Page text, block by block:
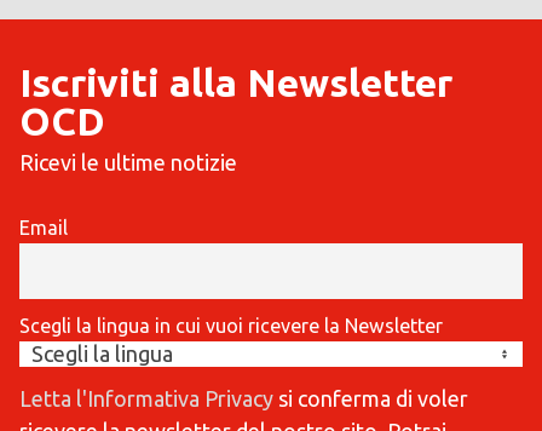
Iscriviti alla Newsletter
OCD
Ricevi le ultime notizie
Email
Scegli la lingua in cui vuoi ricevere la Newsletter
Letta l'Informativa Privacy si conferma di voler